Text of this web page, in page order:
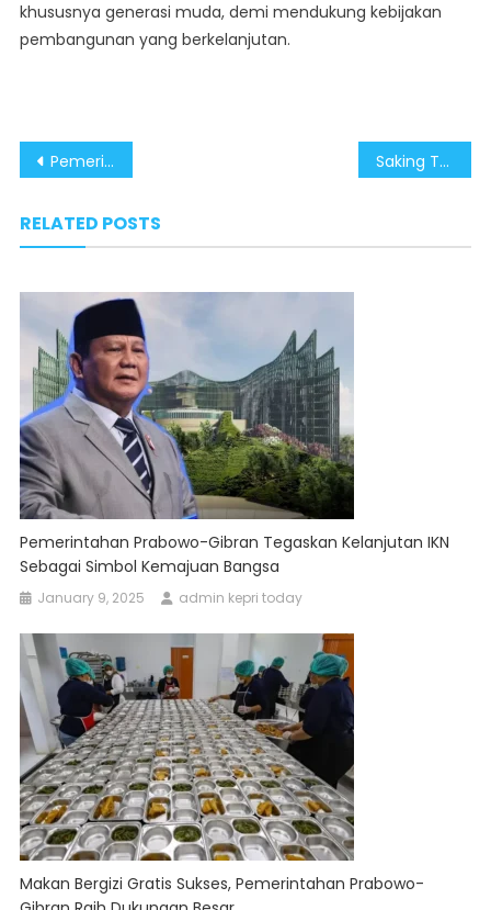
khususnya generasi muda, demi mendukung kebijakan
pembangunan yang berkelanjutan.
Post
Pemerintahan Presiden Prabowo Antisipasi Judi Online Ancaman Serius bg Kesehatan Mntal Gnerasi Muda Saking Terbiasanya, Saya Sudah Nggak Heran Mendengar Kasus Kecelakaan Truk di Tangerang
RELATED POSTS
Pemerintahan Prabowo-Gibran Tegaskan Kelanjutan IKN
Sebagai Simbol Kemajuan Bangsa
January 9, 2025 admin kepri today
Makan Bergizi Gratis Sukses, Pemerintahan Prabowo-